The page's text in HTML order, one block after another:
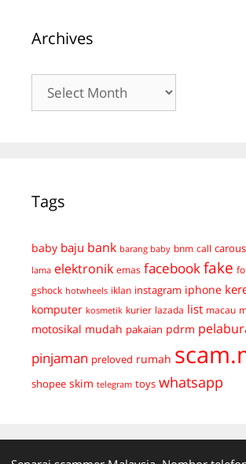
Archives
Tags
baby baju bank barang baby bnm call
lama elektronik emas facebook fake
gshock hotwheels iklan instagram iphone
komputer kosmetik kurier lazada list macau
motosikal mudah pakaian pdrm
pinjaman preloved rumah
shopee skim telegram toys whatsapp